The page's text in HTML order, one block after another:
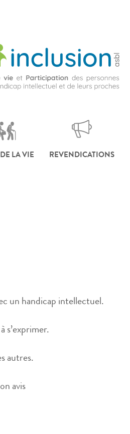
LA VIE REVENDICATIONS
un handicap intellectuel.
s’exprimer.
autres.
avis